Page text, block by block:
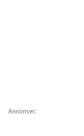
Annonser: